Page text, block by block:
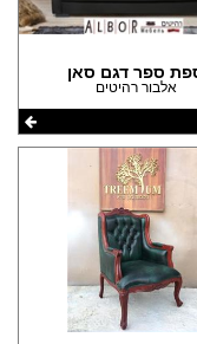
ספר דגם סאן
אלבור רהיטים